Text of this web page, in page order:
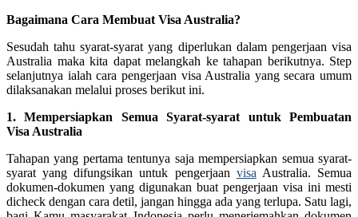
Bagaimana Cara Membuat Visa Australia?
Sesudah tahu syarat-syarat yang diperlukan dalam pengerjaan visa
Australia maka kita dapat melangkah ke tahapan berikutnya. Step
selanjutnya ialah cara pengerjaan visa Australia yang secara umum
dilaksanakan melalui proses berikut ini.
1. Mempersiapkan Semua Syarat-syarat untuk Pembuatan
Visa Australia
Tahapan yang pertama tentunya saja mempersiapkan semua syarat-
syarat yang difungsikan untuk pengerjaan visa Australia. Semua
dokumen-dokumen yang digunakan buat pengerjaan visa ini mesti
dicheck dengan cara detil, jangan hingga ada yang terlupa. Satu lagi,